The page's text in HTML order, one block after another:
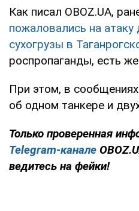
Как писал OBOZ.UA,
пожаловались на атаку
сухогрузы в
роспропаганды, есть
При этом, в
об одном танкере и
Только проверенная
Telegram-канале
ведитесь на фейки!